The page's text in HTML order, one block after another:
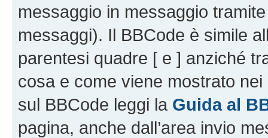
messaggio in messaggio
messaggi). Il BBCode è simile
parentesi quadre [ e ] anziché
cosa e come viene mostrato
sul BBCode leggi la Guida al
pagina, anche dall’area invio